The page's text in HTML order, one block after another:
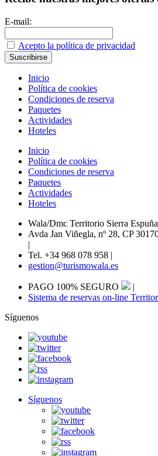
E-mail:
Acepto la política de privacidad
Inicio
Política de cookies
Condiciones de reserva
Paquetes
Actividades
Hoteles
Inicio
Política de cookies
Condiciones de reserva
Paquetes
Actividades
Hoteles
Wala/Dmc Territorio Sierra Espuña
Avda Jan Viñegla, nº 28, CP
|
Tel. +34 968 078 958 |
gestion@turismowala.es
PAGO 100% SEGURO
|
Sistema de reservas on-line
Síguenos
Síguenos